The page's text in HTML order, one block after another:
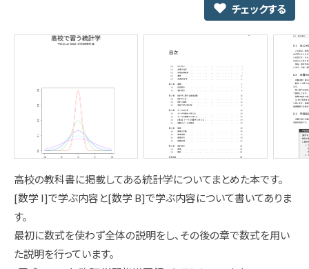
チェックする
高校の教科書に掲載してある統計学についてまとめた本です。
[数学 I]で学ぶ内容と[数学 B]で学ぶ内容について書いてありま
す。
最初に数式を使わず全体の説明をし、その後の章で数式を用い
た説明を行っています。